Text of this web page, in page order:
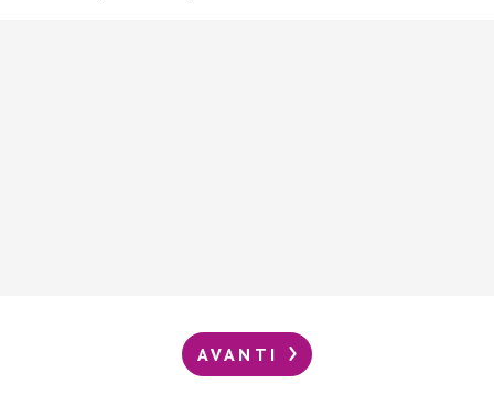
AVANTI